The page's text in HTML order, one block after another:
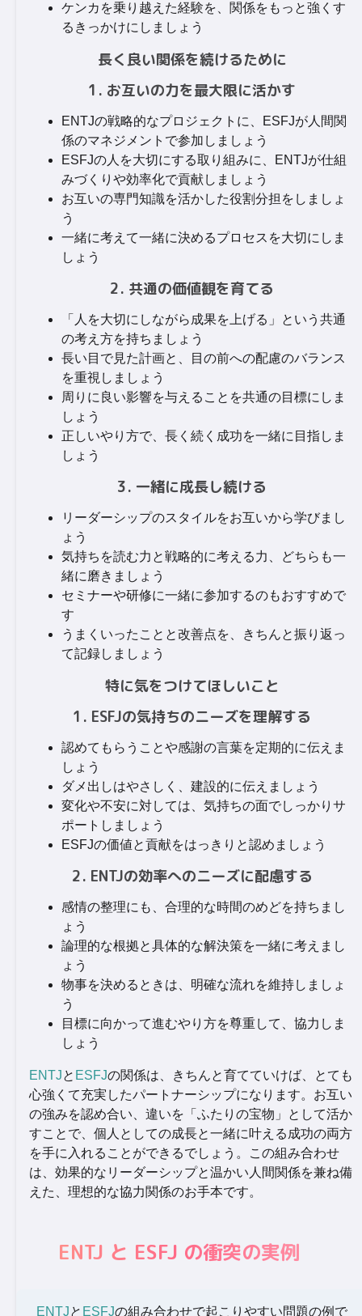
ケンカを乗り越えた経験を、関係をもっと強くす
るきっかけにしましょう
長く良い関係を続けるために
1. お互いの力を最大限に活かす
ENTJの戦略的なプロジェクトに、ESFJが人間関
係のマネジメントで参加しましょう
ESFJの人を大切にする取り組みに、ENTJが仕組
みづくりや効率化で貢献しましょう
お互いの専門知識を活かした役割分担をしましょ
う
一緒に考えて一緒に決めるプロセスを大切にしま
しょう
2. 共通の価値観を育てる
「人を大切にしながら成果を上げる」という共通
の考え方を持ちましょう
長い目で見た計画と、目の前への配慮のバランス
を重視しましょう
周りに良い影響を与えることを共通の目標にしま
しょう
正しいやり方で、長く続く成功を一緒に目指しま
しょう
3. 一緒に成長し続ける
リーダーシップのスタイルをお互いから学びまし
ょう
気持ちを読む力と戦略的に考える力、どちらも一
緒に磨きましょう
セミナーや研修に一緒に参加するのもおすすめで
す
うまくいったことと改善点を、きちんと振り返っ
て記録しましょう
特に気をつけてほしいこと
1. ESFJの気持ちのニーズを理解する
認めてもらうことや感謝の言葉を定期的に伝えま
しょう
ダメ出しはやさしく、建設的に伝えましょう
変化や不安に対しては、気持ちの面でしっかりサ
ポートしましょう
ESFJの価値と貢献をはっきりと認めましょう
2. ENTJの効率へのニーズに配慮する
感情の整理にも、合理的な時間のめどを持ちまし
ょう
論理的な根拠と具体的な解決策を一緒に考えまし
ょう
物事を決めるときは、明確な流れを維持しましょ
う
目標に向かって進むやり方を尊重して、協力しま
しょう
ENTJと ESFJの関係は、きちんと育てていけば、とても
心強くて充実したパートナーシップになります。お互い
の強みを認め合い、違いを「ふたりの宝物」として活か
すことで、個人としての成長と一緒に叶える成功の両方
を手に入れることができるでしょう。この組み合わせ
は、効果的なリーダーシップと温かい人間関係を兼ね備
えた、理想的な協力関係のお手本です。
ENTJ と ESFJ の衝突の実例
ENTJと ESFJの組み合わせで起こりやすい問題の例で